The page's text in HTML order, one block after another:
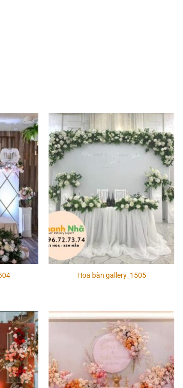
Add to
wishlist
Add to
wishlist
Hoa bàn gallery_1505
Add to
wishlist
Add to
wishlist